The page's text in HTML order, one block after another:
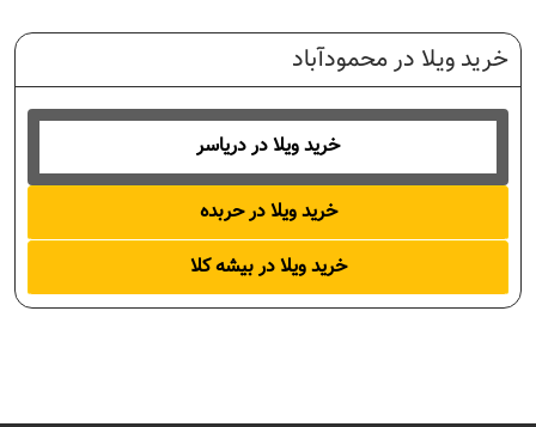
خرید ویلا در محمودآباد
خرید ویلا در دریاسر
خرید ویلا در حربده
خرید ویلا در بیشه کلا